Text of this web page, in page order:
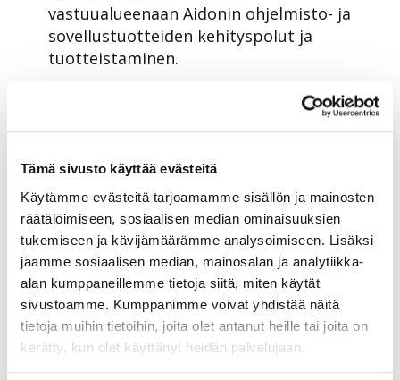
Tämä sivusto käyttää evästeitä
Käytämme evästeitä tarjoamamme sisällön ja mainosten
räätälöimiseen, sosiaalisen median ominaisuuksien
tukemiseen ja kävijämäärämme analysoimiseen. Lisäksi
jaamme sosiaalisen median, mainosalan ja analytiikka-
alan kumppaneillemme tietoja siitä, miten käytät
sivustoamme. Kumppanimme voivat yhdistää näitä
tietoja muihin tietoihin, joita olet antanut heille tai joita on
kerätty, kun olet käyttänyt heidän palvelujaan.
vastuualueenaan Aidonin ohjelmisto- ja
sovellustuotteiden kehityspolut ja
tuotteistaminen.
– Aloitin Aidonilla 11.10., mikä olikin
mainio ajankohta, sillä sain tavata
jälkeen toimistolle palanneita
aikana olen ehtinyt todeta, että
porukka on todella asiantuntevaa,
intoa täynnä ja asiakkaiden tarpeisiin
pohjautuvan suunnittelu- ja
kehitystyön henki on vahva. Oma
taustani on melko puhtaasti
ohjelmistojen ja tuotehallinnan